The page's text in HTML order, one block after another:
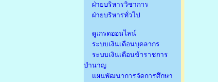
ฝ่ายบริหารวิชาการ
ฝ่ายบริหารทั่วไป
ดูเกรดออนไลน์
ระบบเงินเดือนบุคลากร
ระบบเงินเดือนข้าราชการ
บำนาญ
แผนพัฒนาการจัดการศึกษา